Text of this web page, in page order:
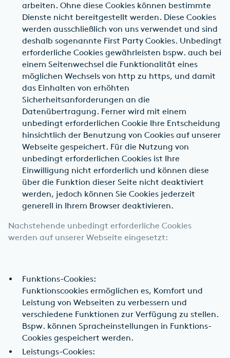
arbeiten. Ohne diese Cookies können bestimmte
Dienste nicht bereitgestellt werden. Diese Cookies
werden ausschließlich von uns verwendet und sind
deshalb sogenannte First Party Cookies. Unbedingt
erforderliche Cookies gewährleisten bspw. auch bei
einem Seitenwechsel die Funktionalität eines
möglichen Wechsels von http zu https, und damit
das Einhalten von erhöhten
Sicherheitsanforderungen an die
Datenübertragung. Ferner wird mit einem
unbedingt erforderlichen Cookie Ihre Entscheidung
hinsichtlich der Benutzung von Cookies auf unserer
Webseite gespeichert. Für die Nutzung von
unbedingt erforderlichen Cookies ist Ihre
Einwilligung nicht erforderlich und können diese
über die Funktion dieser Seite nicht deaktiviert
werden, jedoch können Sie Cookies jederzeit
generell in Ihrem Browser deaktivieren.
Nachstehende unbedingt erforderliche Cookies
werden auf unserer Webseite eingesetzt:
Funktions-Cookies:
Funktionscookies ermöglichen es, Komfort und
Leistung von Webseiten zu verbessern und
verschiedene Funktionen zur Verfügung zu stellen.
Bspw. können Spracheinstellungen in Funktions-
Cookies gespeichert werden.
Leistungs-Cookies: